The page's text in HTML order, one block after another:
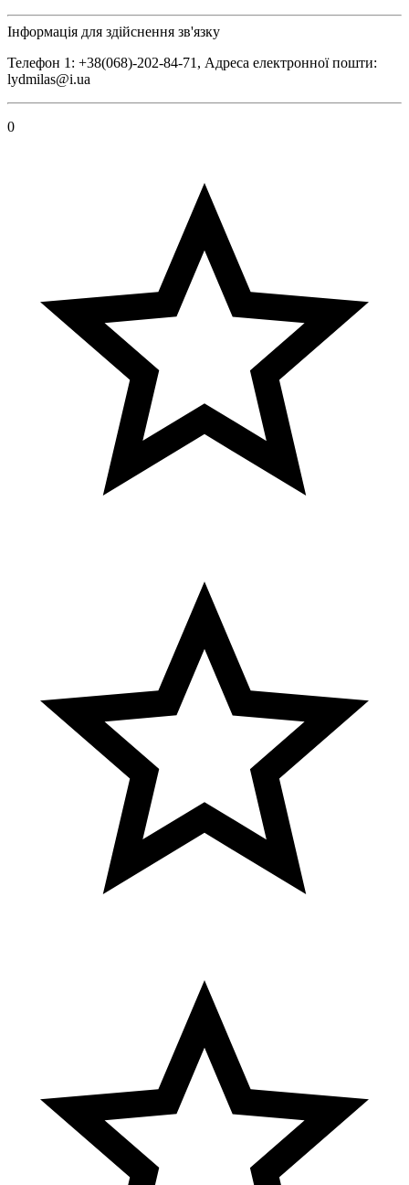
Інформація для здійснення зв'язку
Телефон 1: +38(068)-202-84-71, Адреса електронної пошти:
lydmilas@i.ua
0